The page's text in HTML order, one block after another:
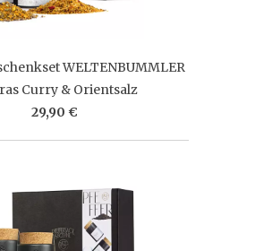
WELTENBUMMLER
Curry & Orientsalz
29,90 €